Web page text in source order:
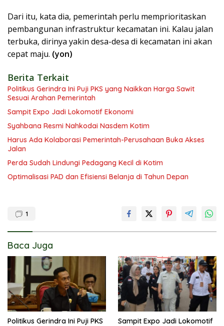
Dari itu, kata dia, pemerintah perlu memprioritaskan
pembangunan infrastruktur kecamatan ini. Kalau jalan
terbuka, dirinya yakin desa-desa di kecamatan ini akan
cepat maju. (yon)
Berita Terkait
Politikus Gerindra Ini Puji PKS yang Naikkan Harga Sawit
Sesuai Arahan Pemerintah
Sampit Expo Jadi Lokomotif Ekonomi
Syahbana Resmi Nahkodai Nasdem Kotim
Harus Ada Kolaborasi Pemerintah-Perusahaan Buka Akses
Jalan
Perda Sudah Lindungi Pedagang Kecil di Kotim
Optimalisasi PAD dan Efisiensi Belanja di Tahun Depan
1
Baca Juga
Politikus Gerindra Ini Puji PKS
Sampit Expo Jadi Lokomotif